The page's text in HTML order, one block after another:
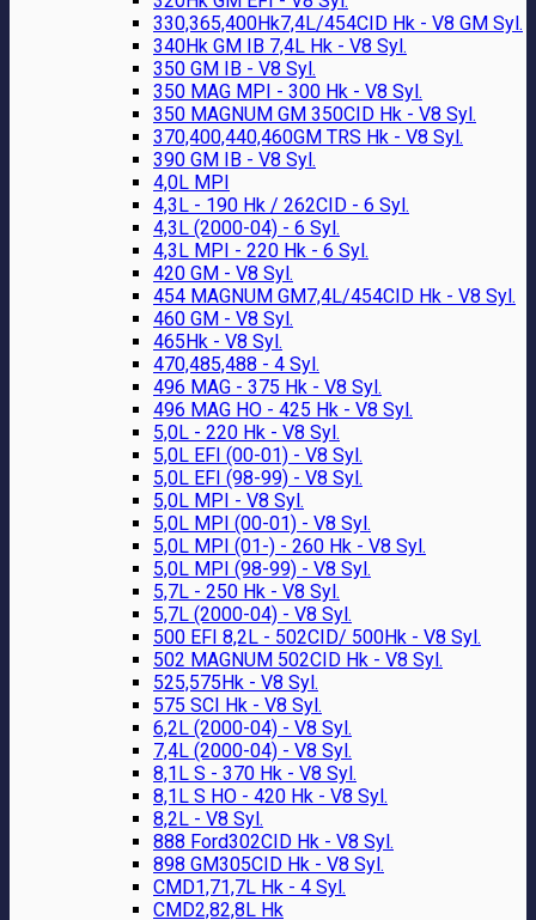
330,365,400Hk7,4L/454CID Hk - V8 GM Syl.
340Hk GM IB 7,4L Hk - V8 Syl.
350 GM IB - V8 Syl.
350 MAG MPI - 300 Hk - V8 Syl.
350 MAGNUM GM 350CID Hk - V8 Syl.
370,400,440,460GM TRS Hk - V8 Syl.
390 GM IB - V8 Syl.
4,0L MPI
4,3L - 190 Hk / 262CID - 6 Syl.
4,3L (2000-04) - 6 Syl.
4,3L MPI - 220 Hk - 6 Syl.
420 GM - V8 Syl.
454 MAGNUM GM7,4L/454CID Hk - V8 Syl.
460 GM - V8 Syl.
465Hk - V8 Syl.
470,485,488 - 4 Syl.
496 MAG - 375 Hk - V8 Syl.
496 MAG HO - 425 Hk - V8 Syl.
5,0L - 220 Hk - V8 Syl.
5,0L EFI (00-01) - V8 Syl.
5,0L EFI (98-99) - V8 Syl.
5,0L MPI - V8 Syl.
5,0L MPI (00-01) - V8 Syl.
5,0L MPI (01-) - 260 Hk - V8 Syl.
5,0L MPI (98-99) - V8 Syl.
5,7L - 250 Hk - V8 Syl.
5,7L (2000-04) - V8 Syl.
500 EFI 8,2L - 502CID/ 500Hk - V8 Syl.
502 MAGNUM 502CID Hk - V8 Syl.
525,575Hk - V8 Syl.
575 SCI Hk - V8 Syl.
6,2L (2000-04) - V8 Syl.
7,4L (2000-04) - V8 Syl.
8,1L S - 370 Hk - V8 Syl.
8,1L S HO - 420 Hk - V8 Syl.
8,2L - V8 Syl.
888 Ford302CID Hk - V8 Syl.
898 GM305CID Hk - V8 Syl.
CMD1,71,7L Hk - 4 Syl.
CMD2,82,8L Hk